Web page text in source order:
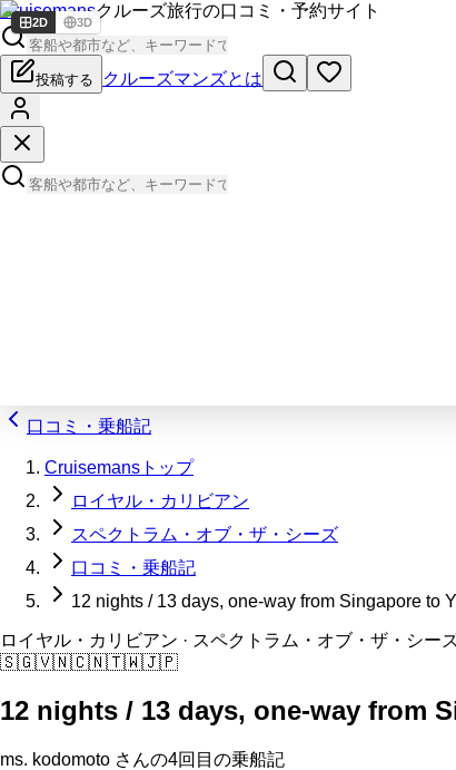
Cruisemansクルーズ旅行の口コミ・予約サイト
投稿する クルーズマンズとは
口コミ・乗船記
Cruisemansトップ
ロイヤル・カリビアン
スペクトラム・オブ・ザ・シーズ
口コミ・乗船記
12 nights / 13 days, one-way from Singapore to
ロイヤル・カリビアン · スペクトラム・オブ・ザ・シー
🇸🇬🇻🇳🇨🇳🇹🇼🇯🇵
12 nights / 13 days, one-way from
ms. kodomoto さんの4回目の乗船記
2D 3D